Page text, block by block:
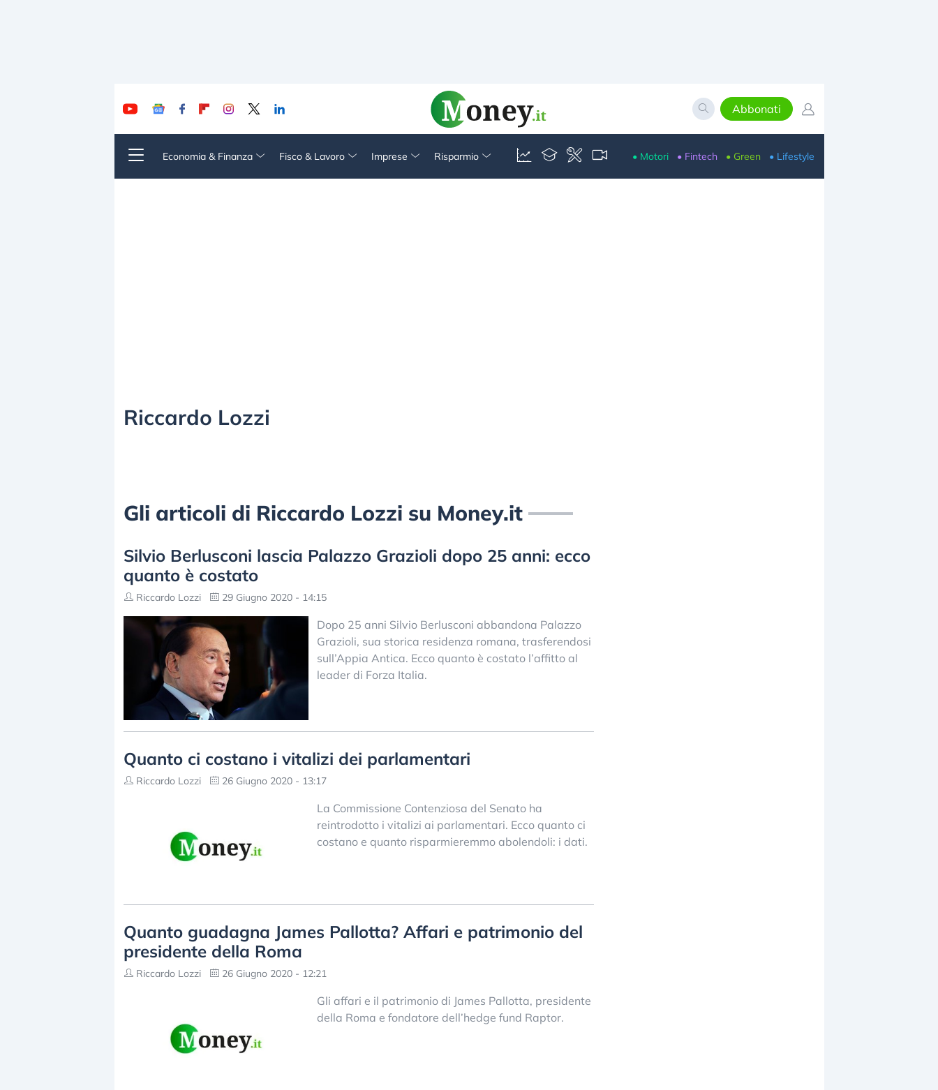
Abbonati
Economia & Finanza Fisco & Lavoro Imprese Risparmio • Motori • Fintech • Green • Lifestyle
Riccardo Lozzi
Gli articoli di Riccardo Lozzi su Money.it
Silvio Berlusconi lascia Palazzo Grazioli dopo 25 anni: ecco
quanto è costato
Riccardo Lozzi 29 Giugno 2020 - 14:15
Dopo 25 anni Silvio Berlusconi abbandona Palazzo
Grazioli, sua storica residenza romana, trasferendosi
sull’Appia Antica. Ecco quanto è costato l’affitto al
leader di Forza Italia.
Quanto ci costano i vitalizi dei parlamentari
Riccardo Lozzi 26 Giugno 2020 - 13:17
La Commissione Contenziosa del Senato ha
reintrodotto i vitalizi ai parlamentari. Ecco quanto ci
costano e quanto risparmieremmo abolendoli: i dati.
Quanto guadagna James Pallotta? Affari e patrimonio del
presidente della Roma
Riccardo Lozzi 26 Giugno 2020 - 12:21
Gli affari e il patrimonio di James Pallotta, presidente
della Roma e fondatore dell’hedge fund Raptor.